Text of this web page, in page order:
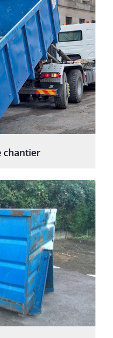
chantier